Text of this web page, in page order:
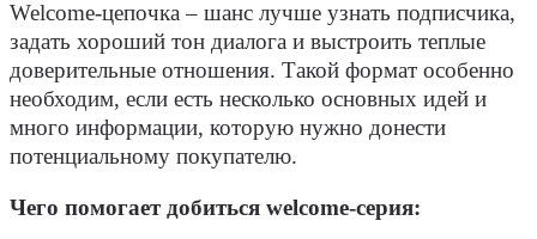
Welcome-цепочка – шанс лучше узнать подписчика,
задать хороший тон диалога и выстроить теплые
доверительные отношения. Такой формат особенно
необходим, если есть несколько основных идей и
много информации, которую нужно донести
потенциальному покупателю.
Чего помогает добиться welcome-серия: